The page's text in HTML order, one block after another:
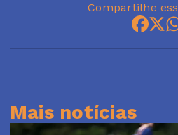
Compartilhe
Mais notícias